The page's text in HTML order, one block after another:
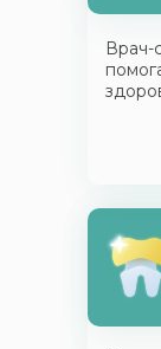
Врач-